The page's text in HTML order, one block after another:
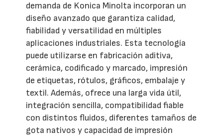
demanda de Konica Minolta incorporan un
diseño avanzado que garantiza calidad,
fiabilidad y versatilidad en múltiples
aplicaciones industriales. Esta tecnología
puede utilizarse en fabricación aditiva,
cerámica, codificado y marcado, impresión
de etiquetas, rótulos, gráficos, embalaje y
textil. Además, ofrece una larga vida útil,
integración sencilla, compatibilidad fiable
con distintos fluidos, diferentes tamaños de
gota nativos y capacidad de impresión